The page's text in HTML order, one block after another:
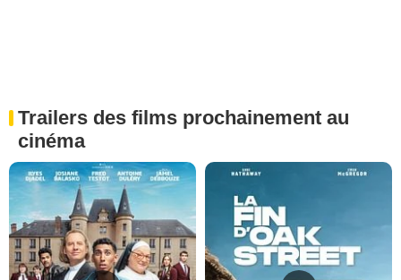
Trailers des films prochainement au
cinéma